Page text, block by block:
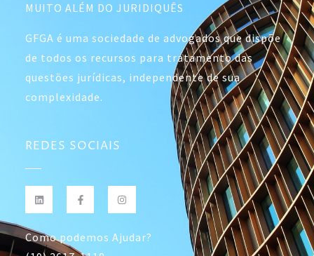
MUITO ALÉM DO JURIDIQUÊS
GFGA é uma sociedade de advogados que dispõe
de todos os recursos para tratamento das
questões jurídicas, independente de sua
complexidade.
REDES SOCIAIS
Como podemos Ajudar?